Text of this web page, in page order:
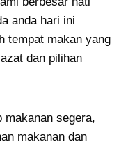
anda hari ini
tempat makan yang
dan pilihan
makanan segera,
makanan dan